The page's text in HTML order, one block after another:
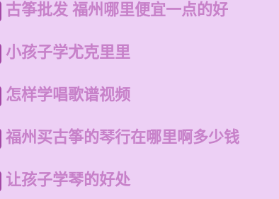
古筝批发 福州哪里便宜一点的好
小孩子学尤克里里
怎样学唱歌谱视频
福州买古筝的琴行在哪里啊多少钱
让孩子学琴的好处